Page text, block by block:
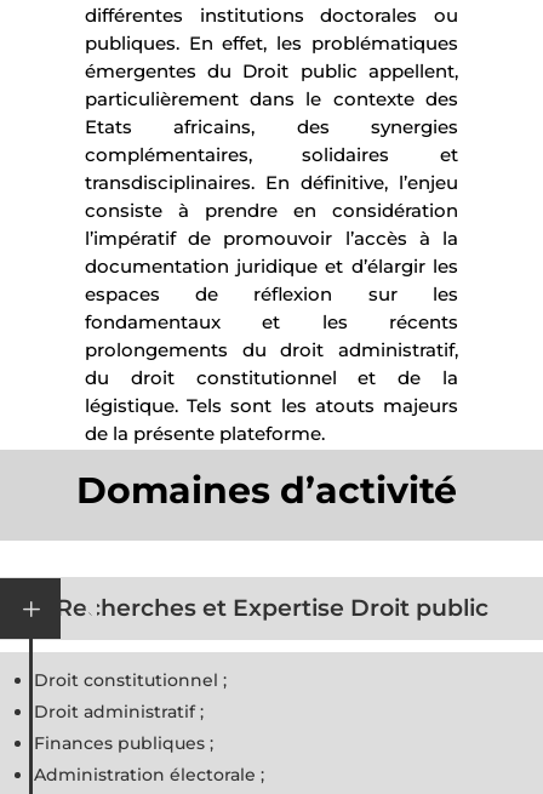
différentes institutions doctorales ou
publiques. En effet, les problématiques
émergentes du Droit public appellent,
particulièrement dans le contexte des
Etats africains, des synergies
complémentaires, solidaires et
transdisciplinaires. En définitive, l’enjeu
consiste à prendre en considération
l’impératif de promouvoir l’accès à la
documentation juridique et d’élargir les
espaces de réflexion sur les
fondamentaux et les récents
prolongements du droit administratif,
du droit constitutionnel et de la
légistique. Tels sont les atouts majeurs
de la présente plateforme.
Domaines d’activité
Recherches et Expertise Droit public
L
Droit constitutionnel ;
Droit administratif ;
Finances publiques ;
Administration électorale ;